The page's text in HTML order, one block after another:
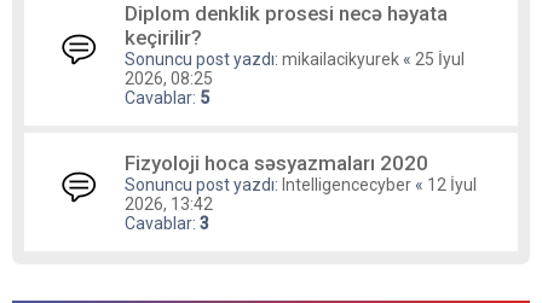
Diplom denklik prosesi necə həyata
keçirilir?
Sonuncu post yazdı: mikailacikyurek « 25 İyul
2026, 08:25
Cavablar: 5
Fizyoloji hoca səsyazmaları 2020
Sonuncu post yazdı: Intelligencecyber « 12 İyul
2026, 13:42
Cavablar: 3